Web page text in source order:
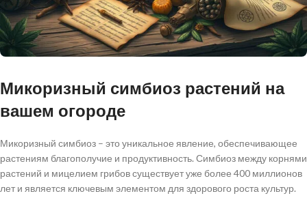
Микоризный симбиоз растений на
вашем огороде
Микоризный симбиоз – это уникальное явление, обеспечивающее
растениям благополучие и продуктивность. Симбиоз между корнями
растений и мицелием грибов существует уже более 400 миллионов
лет и является ключевым элементом для здорового роста культур.